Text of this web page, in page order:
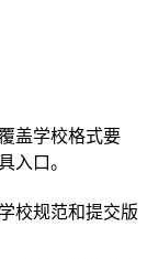
盖学校格式要
入口。
校规范和提交版